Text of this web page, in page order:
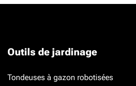
Outils de jardinage
Tondeuses à gazon robotisées